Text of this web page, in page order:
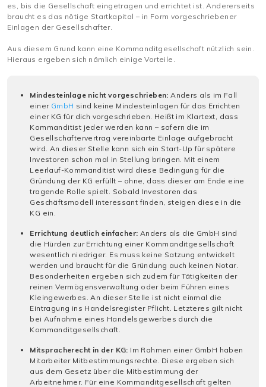
es, bis die Gesellschaft eingetragen und errichtet ist. Andererseits
braucht es das nötige Startkapital – in Form vorgeschriebener
Einlagen der Gesellschafter.
Aus diesem Grund kann eine Kommanditgesellschaft nützlich sein.
Hieraus ergeben sich nämlich einige Vorteile.
Mindesteinlage nicht vorgeschrieben: Anders als im Fall
einer GmbH sind keine Mindesteinlagen für das Errichten
einer KG für dich vorgeschrieben. Heißt im Klartext, dass
Kommanditist jeder werden kann – sofern die im
Gesellschaftervertrag vereinbarte Einlage aufgebracht
wird. An dieser Stelle kann sich ein Start-Up für spätere
Investoren schon mal in Stellung bringen. Mit einem
Leerlauf-Kommanditist wird diese Bedingung für die
Gründung der KG erfüllt – ohne, dass dieser am Ende eine
tragende Rolle spielt. Sobald Investoren das
Geschäftsmodell interessant finden, steigen diese in die
KG ein.
Errichtung deutlich einfacher: Anders als die GmbH sind
die Hürden zur Errichtung einer Kommanditgesellschaft
wesentlich niedriger. Es muss keine Satzung entwickelt
werden und braucht für die Gründung auch keinen Notar.
Besonderheiten ergeben sich zudem für Tätigkeiten der
reinen Vermögensverwaltung oder beim Führen eines
Kleingewerbes. An dieser Stelle ist nicht einmal die
Eintragung ins Handelsregister Pflicht. Letzteres gilt nicht
bei Aufnahme eines Handelsgewerbes durch die
Kommanditgesellschaft.
Mitspracherecht in der KG: Im Rahmen einer GmbH haben
Mitarbeiter Mitbestimmungsrechte. Diese ergeben sich
aus dem Gesetz über die Mitbestimmung der
Arbeitnehmer. Für eine Kommanditgesellschaft gelten